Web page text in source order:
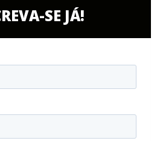
SE JÁ!